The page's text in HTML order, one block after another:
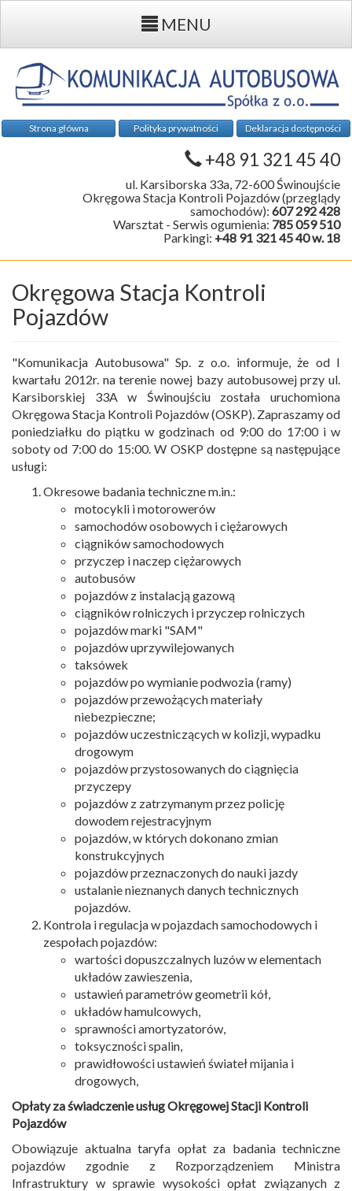
MENU
Strona główna Polityka prywatności Deklaracja dostępności
+48 91 321 45 40
ul. Karsiborska 33a, 72-600 Świnoujście
Okręgowa Stacja Kontroli Pojazdów (przeglądy
samochodów): 607 292 428
Warsztat - Serwis ogumienia: 785 059 510
Parkingi: +48 91 321 45 40 w. 18
Okręgowa Stacja Kontroli
Pojazdów
"Komunikacja Autobusowa" Sp. z o.o. informuje, że od I
kwartału 2012r. na terenie nowej bazy autobusowej przy ul.
Karsiborskiej 33A w Świnoujściu została uruchomiona
Okręgowa Stacja Kontroli Pojazdów (OSKP). Zapraszamy od
poniedziałku do piątku w godzinach od 9:00 do 17:00 i w
soboty od 7:00 do 15:00. W OSKP dostępne są następujące
usługi:
Okresowe badania techniczne m.in.:
motocykli i motorowerów
samochodów osobowych i ciężarowych
ciągników samochodowych
przyczep i naczep ciężarowych
autobusów
pojazdów z instalacją gazową
ciągników rolniczych i przyczep rolniczych
pojazdów marki "SAM"
pojazdów uprzywilejowanych
taksówek
pojazdów po wymianie podwozia (ramy)
pojazdów przewożących materiały
niebezpieczne;
pojazdów uczestniczących w kolizji, wypadku
drogowym
pojazdów przystosowanych do ciągnięcia
przyczepy
pojazdów z zatrzymanym przez policję
dowodem rejestracyjnym
pojazdów, w których dokonano zmian
konstrukcyjnych
pojazdów przeznaczonych do nauki jazdy
ustalanie nieznanych danych technicznych
pojazdów.
Kontrola i regulacja w pojazdach samochodowych i
zespołach pojazdów:
wartości dopuszczalnych luzów w elementach
układów zawieszenia,
ustawień parametrów geometrii kół,
układów hamulcowych,
sprawności amortyzatorów,
toksyczności spalin,
prawidłowości ustawień świateł mijania i
drogowych,
Opłaty za świadczenie usług Okręgowej Stacji Kontroli
Pojazdów
Obowiązuje aktualna taryfa opłat za badania techniczne
pojazdów zgodnie z Rozporządzeniem Ministra
Infrastruktury w sprawie wysokości opłat związanych z